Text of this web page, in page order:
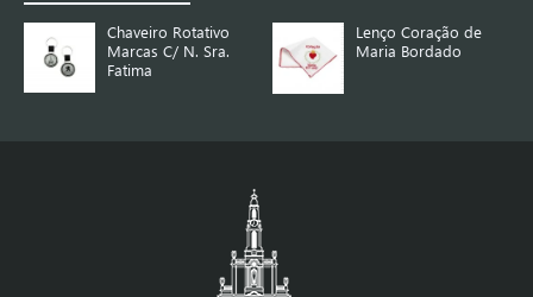
Chaveiro Rotativo
Marcas C/ N. Sra.
Fatima
Lenço Coração de
Maria Bordado